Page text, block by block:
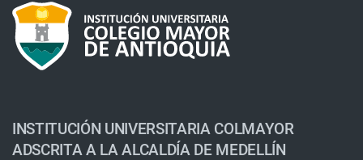
INSTITUCIÓN UNIVERSITARIA COLMAYOR
ADSCRITA A LA ALCALDÍA DE MEDELLÍN